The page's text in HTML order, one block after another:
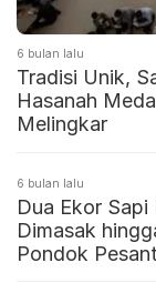
6 bulan lalu
Tradisi Unik,
Hasanah
Melingkar
6 bulan lalu
Dua Ekor Sapi
Dimasak
Pondok